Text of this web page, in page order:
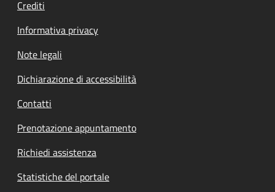
Crediti
Informativa privacy
Note legali
Dichiarazione di accessibilità
Contatti
Prenotazione appuntamento
Richiedi assistenza
Statistiche del portale